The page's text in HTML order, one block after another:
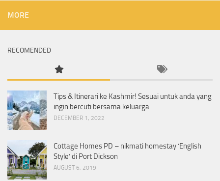
MORE
RECOMENDED
Tips & Itinerari ke Kashmir! Sesuai untuk anda yang
ingin bercuti bersama keluarga
DECEMBER 1, 2022
Cottage Homes PD – nikmati homestay ‘English
Style’ di Port Dickson
AUGUST 6, 2019